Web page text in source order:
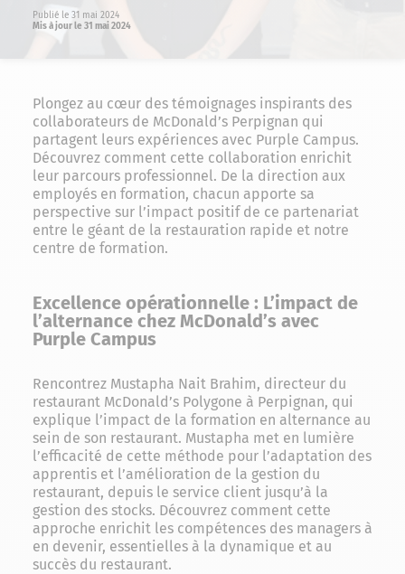
Publié le 31 mai 2024
Mis à jour le 31 mai 2024
Plongez au cœur des témoignages inspirants des
collaborateurs de McDonald’s Perpignan qui
partagent leurs expériences avec Purple Campus.
Découvrez comment cette collaboration enrichit
leur parcours professionnel. De la direction aux
employés en formation, chacun apporte sa
perspective sur l’impact positif de ce partenariat
entre le géant de la restauration rapide et notre
centre de formation.
Excellence opérationnelle : L’impact de
l’alternance chez McDonald’s avec
Purple Campus
Rencontrez Mustapha Nait Brahim, directeur du
restaurant McDonald’s Polygone à Perpignan, qui
explique l’impact de la formation en alternance au
sein de son restaurant. Mustapha met en lumière
l’efficacité de cette méthode pour l’adaptation des
apprentis et l’amélioration de la gestion du
restaurant, depuis le service client jusqu’à la
gestion des stocks. Découvrez comment cette
approche enrichit les compétences des managers à
en devenir, essentielles à la dynamique et au
succès du restaurant.